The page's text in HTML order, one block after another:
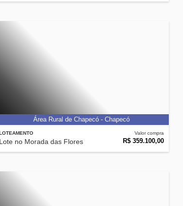
Lote no Morada das Flores
Valor compra
R$ 359.100,00
Área Rural de Chapecó - Chapecó